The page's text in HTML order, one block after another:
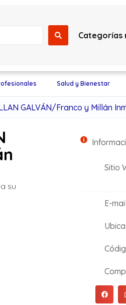
Categorías
Salud y Bienestar
GALVÁN/Franco y Millán
su
Sitio
E-mail